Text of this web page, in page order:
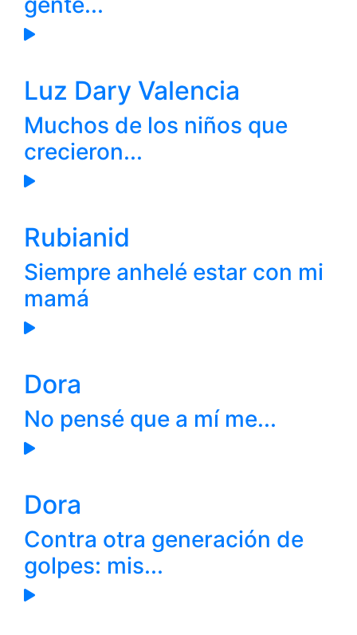
Luz Dary Valencia
Muchos de los niños que
crecieron...
Rubianid
Siempre anhelé estar con mi
mamá
Dora
No pensé que a mí me...
Dora
Contra otra generación de
golpes: mis...